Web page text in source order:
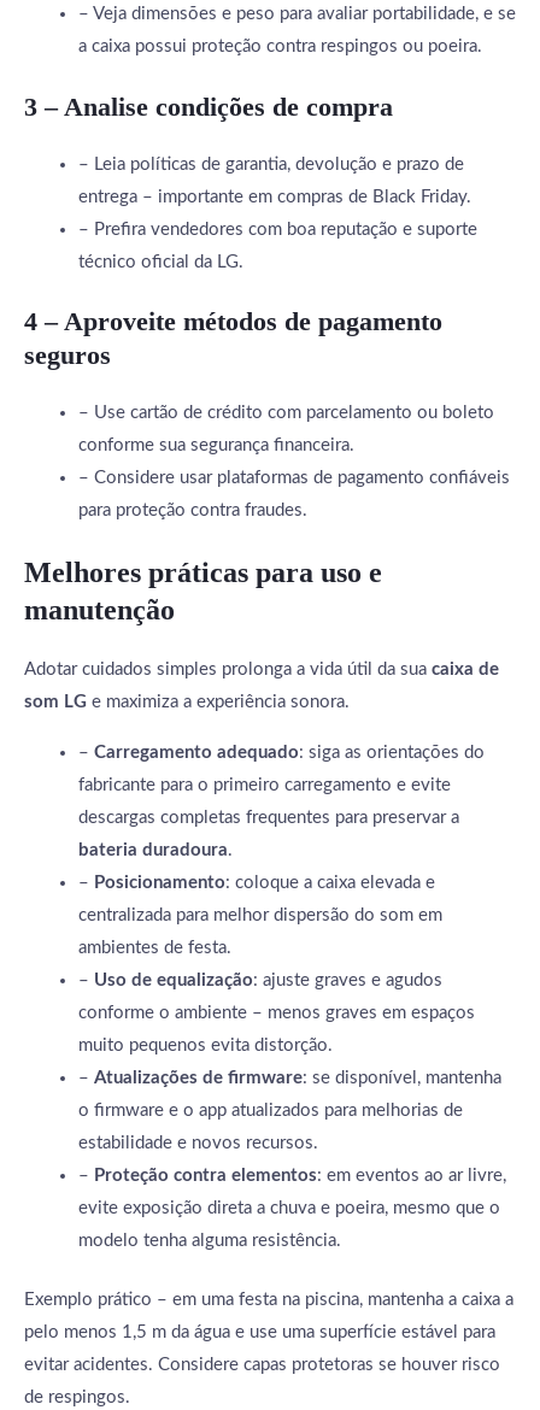
– Veja dimensões e peso para avaliar portabilidade, e se
a caixa possui proteção contra respingos ou poeira.
3 – Analise condições de compra
– Leia políticas de garantia, devolução e prazo de
entrega – importante em compras de Black Friday.
– Prefira vendedores com boa reputação e suporte
técnico oficial da LG.
4 – Aproveite métodos de pagamento
seguros
– Use cartão de crédito com parcelamento ou boleto
conforme sua segurança financeira.
– Considere usar plataformas de pagamento confiáveis
para proteção contra fraudes.
Melhores práticas para uso e
manutenção
Adotar cuidados simples prolonga a vida útil da sua caixa de
som LG e maximiza a experiência sonora.
– Carregamento adequado: siga as orientações do
fabricante para o primeiro carregamento e evite
descargas completas frequentes para preservar a
bateria duradoura.
– Posicionamento: coloque a caixa elevada e
centralizada para melhor dispersão do som em
ambientes de festa.
– Uso de equalização: ajuste graves e agudos
conforme o ambiente – menos graves em espaços
muito pequenos evita distorção.
– Atualizações de firmware: se disponível, mantenha
o firmware e o app atualizados para melhorias de
estabilidade e novos recursos.
– Proteção contra elementos: em eventos ao ar livre,
evite exposição direta a chuva e poeira, mesmo que o
modelo tenha alguma resistência.
Exemplo prático – em uma festa na piscina, mantenha a caixa a
pelo menos 1,5 m da água e use uma superfície estável para
evitar acidentes. Considere capas protetoras se houver risco
de respingos.